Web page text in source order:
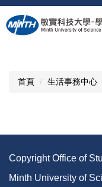
跳
到
主
首頁 生活事務中心
Copyright Office of
Minth University of